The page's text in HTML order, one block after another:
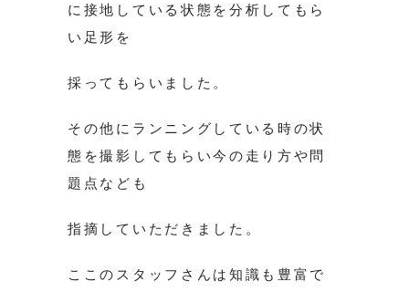
に接地している状態を分析してもら
い足形を
採ってもらいました。
その他にランニングしている時の状
態を撮影してもらい今の走り方や問
題点なども
指摘していただきました。
ここのスタッフさんは知識も豊富で